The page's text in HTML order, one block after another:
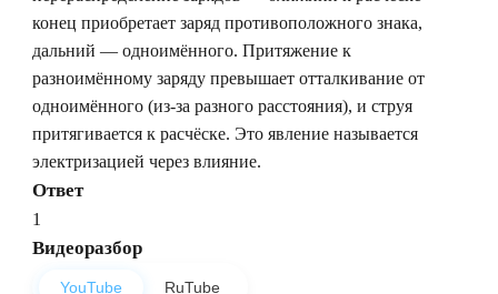
конец приобретает заряд противоположного знака,
дальний — одноимённого. Притяжение к
разноимённому заряду превышает отталкивание от
одноимённого (из-за разного расстояния), и струя
притягивается к расчёске. Это явление называется
электризацией через влияние.
Ответ
1
Видеоразбор
YouTube RuTube